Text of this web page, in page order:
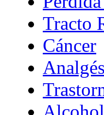
Tracto
Cáncer